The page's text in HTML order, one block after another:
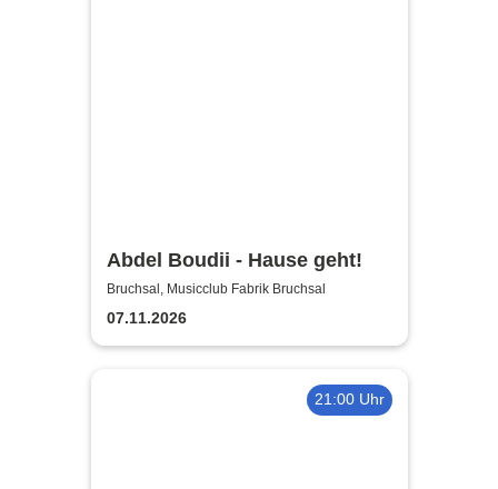
Abdel Boudii - Hause geht!
Bruchsal, Musicclub Fabrik Bruchsal
07.11.2026
21:00 Uhr